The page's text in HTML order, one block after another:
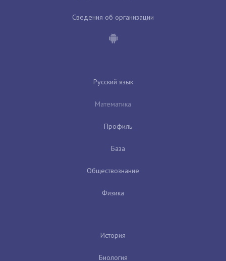
Сведения об организации
Русский язык
Математика
Профиль
База
Обществознание
Физика
История
Биология